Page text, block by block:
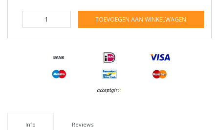
TOEVOEGEN AAN WINKELWAGEN
Info Reviews